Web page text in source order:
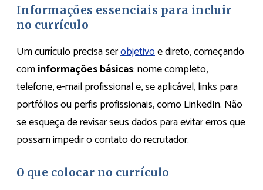
Informações essenciais para incluir
no currículo
Um currículo precisa serobjetivoe direto, começando
cominformações básicas: nome completo,
telefone, e-mail profissional e, se aplicável, links para
portfólios ou perfis profissionais, como LinkedIn. Não
se esqueça de revisar seus dados para evitar erros que
possam impedir o contato do recrutador.
O que colocar no currículo